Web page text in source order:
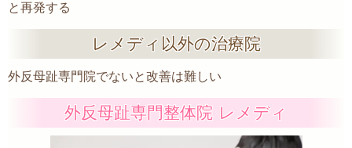
と再発する
レメディ以外の治療院
外反母趾専門院でないと改善は難しい
外反母趾専門整体院 レメディ